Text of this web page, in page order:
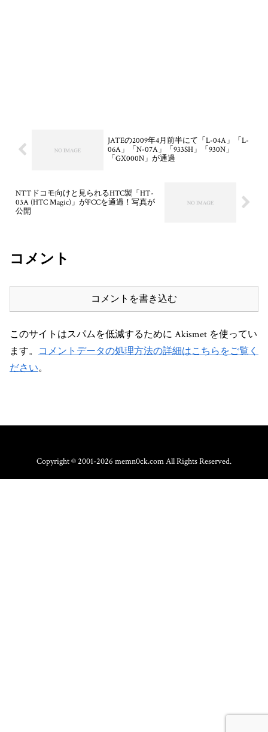
JATEの2009年4月前半にて「L-04A」「L-
06A」「N-07A」「933SH」「930N」
「GX000N」が通過
NTTドコモ向けと見られるHTC製「HT-
03A (HTC Magic)」がFCCを通過！写真が
公開
コメント
コメントを書き込む
このサイトはスパムを低減するために Akismet を使ってい
ます。 コメントデータの処理方法の詳細はこちらをご覧く
ださい。
Copyright © 2001-2026 memn0ck.com All Rights Reserved.